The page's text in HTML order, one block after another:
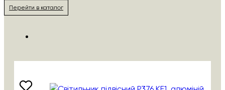
Перейти в каталог